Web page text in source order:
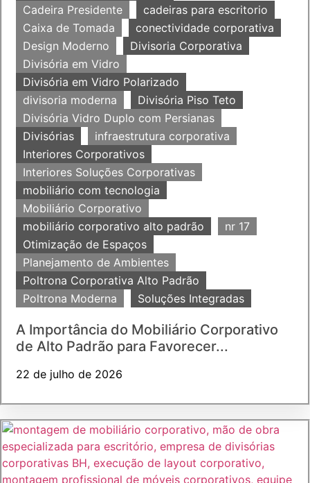
Cadeira Presidente
cadeiras para escritorio
Caixa de Tomada
conectividade corporativa
Design Moderno
Divisoria Corporativa
Divisória em Vidro
Divisória em Vidro Polarizado
divisoria moderna
Divisória Piso Teto
Divisória Vidro Duplo com Persianas
Divisórias
infraestrutura corporativa
Interiores Corporativos
Interiores Soluções Corporativas
mobiliário com tecnologia
Mobiliário Corporativo
mobiliário corporativo alto padrão
nr 17
Otimização de Espaços
Planejamento de Ambientes
Poltrona Corporativa Alto Padrão
Poltrona Moderna
Soluções Integradas
A Importância do Mobiliário Corporativo
de Alto Padrão para Favorecer...
22 de julho de 2026